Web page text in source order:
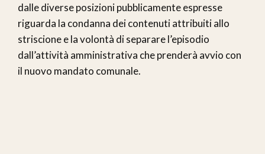
dalle diverse posizioni pubblicamente espresse
riguarda la condanna dei contenuti attribuiti allo
striscione e la volontà di separare l’episodio
dall’attività amministrativa che prenderà avvio con
il nuovo mandato comunale.